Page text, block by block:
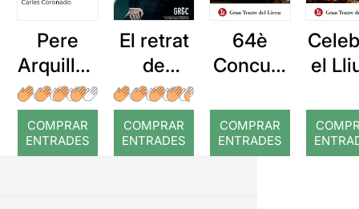
Pere
Arquillué
: Coral
romput
COMPRAR
ENTRADES
El retrat
de
Dorian
Gray
COMPRAR
ENTRADES
64è
Concurs
Viñas
COMPRAR
ENTRADES
el